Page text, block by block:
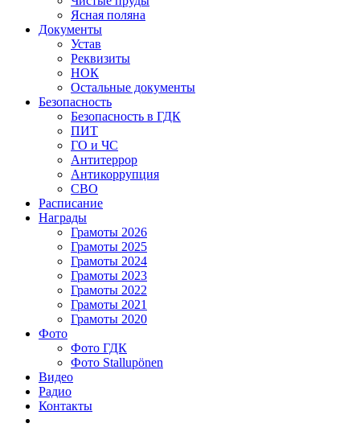
Ясная поляна
Документы
Устав
Реквизиты
НОК
Остальные документы
Безопасность
Безопасность в ГДК
ПИТ
ГО и ЧС
Антитеррор
Антикоррупция
СВО
Расписание
Награды
Грамоты 2026
Грамоты 2025
Грамоты 2024
Грамоты 2023
Грамоты 2022
Грамоты 2021
Грамоты 2020
Фото
Фото ГДК
Фото Stallupönen
Видео
Радио
Контакты